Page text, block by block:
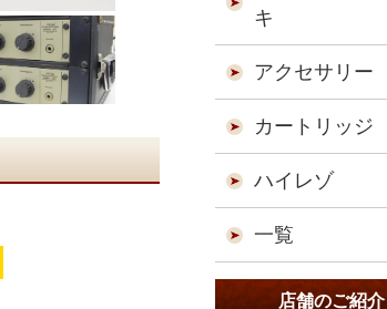
キ
アクセサリー
カートリッジ
ハイレゾ
一覧
店舗のご紹介